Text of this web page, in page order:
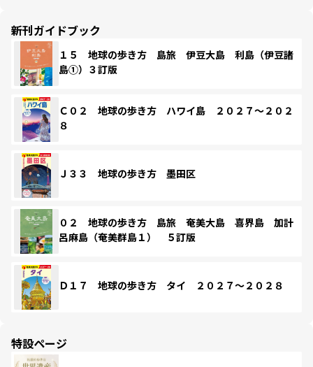
新刊ガイドブック
１５ 地球の歩き方 島旅 伊豆大島 利島（伊豆諸
島①）３訂版
Ｃ０２ 地球の歩き方 ハワイ島 ２０２７～２０２
８
Ｊ３３ 地球の歩き方 墨田区
０２ 地球の歩き方 島旅 奄美大島 喜界島 加計
呂麻島（奄美群島１） ５訂版
Ｄ１７ 地球の歩き方 タイ ２０２７～２０２８
特設ページ